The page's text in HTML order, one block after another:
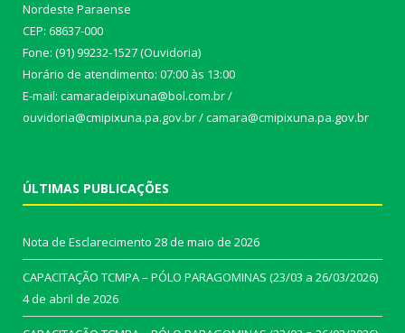
Nordeste Paraense
CEP: 68637-000
Fone: (91) 99232-1527 (Ouvidoria)
Horário de atendimento: 07:00 às 13:00
E-mail: camaradeipixuna@bol.com.br /
ouvidoria@cmipixuna.pa.gov.br / camara@cmipixuna.pa.gov.br
ÚLTIMAS PUBLICAÇÕES
Nota de Esclarecimento 28 de maio de 2026
CAPACITAÇÃO TCMPA – PÓLO PARAGOMINAS (23/03 a 26/03/2026)
4 de abril de 2026